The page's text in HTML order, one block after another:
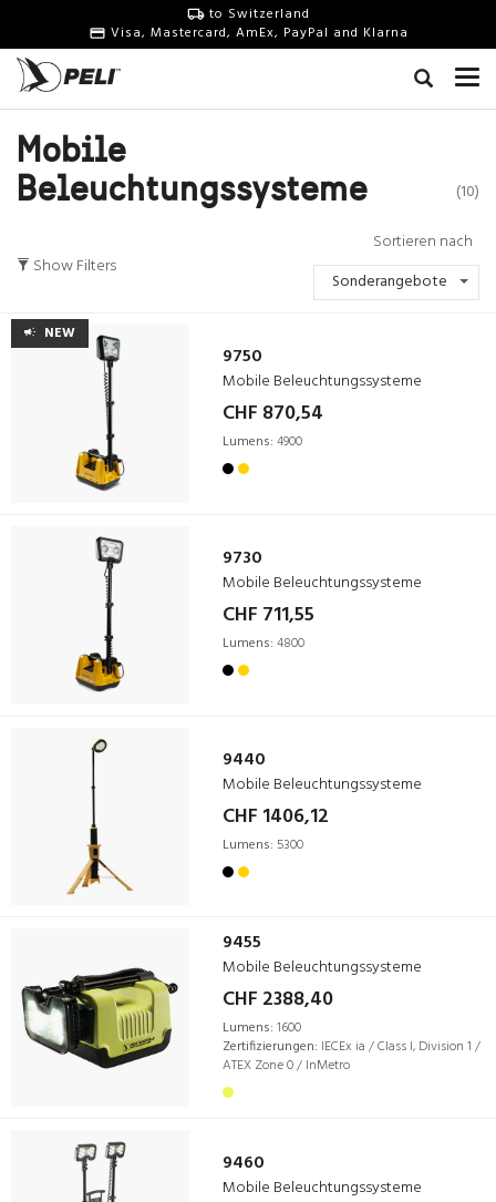
to Switzerland
Visa, Mastercard, AmEx, PayPal and Klarna
Mobile
Beleuchtungssysteme
(10)
Show Filters
Sortieren nach
Sonderangebote
NEW
9750
Mobile Beleuchtungssysteme
CHF 870,54
Lumens: 4900
9730
Mobile Beleuchtungssysteme
CHF 711,55
Lumens: 4800
9440
Mobile Beleuchtungssysteme
CHF 1406,12
Lumens: 5300
9455
Mobile Beleuchtungssysteme
CHF 2388,40
Lumens: 1600
Zertifizierungen: IECEx ia / Class I, Division 1 /
ATEX Zone 0 / InMetro
9460
Mobile Beleuchtungssysteme